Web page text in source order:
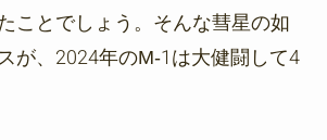
ことでしょう。そんな彗星の如
が、2024年のM-1は大健闘して4